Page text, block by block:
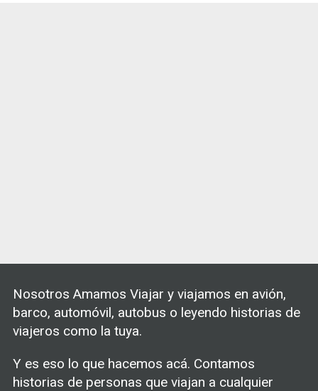
Nosotros Amamos Viajar y viajamos en avión,
barco, automóvil, autobus o leyendo historias de
viajeros como la tuya.
Y es eso lo que hacemos acá. Contamos
historias de personas que viajan a cualquier